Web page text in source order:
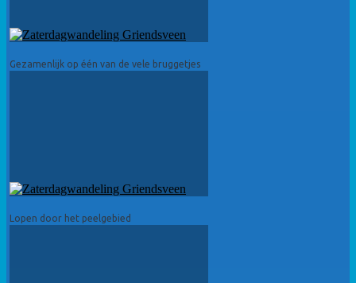
Gezamenlijk op één van de vele bruggetjes
Lopen door het peelgebied